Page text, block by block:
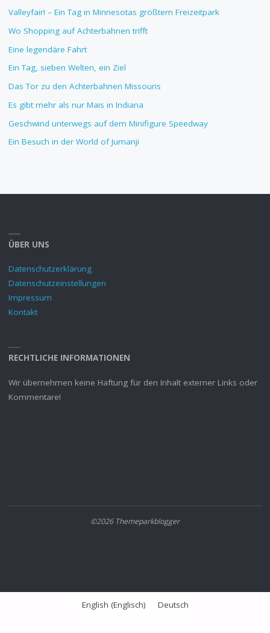
Valleyfair! – Ein Tag in Minnesotas größtem Freizeitpark
Wo Shopping auf Achterbahnen trifft
Eine legendäre Fahrt
Ein Tag, sieben Welten, ein Ziel
Das Tor zu den Achterbahnen Missouris
Es gibt mehr als nur Mais in Indiana
Geschwind unterwegs auf dem Minifigure Speedway
Ein Besuch in der World of Jumanji
ÜBER UNS
Datenschutzerklärung
Datenschutzeinstellungen
Impressum
Kontakt
RECHTLICHE INFORMATIONEN
Wir übernehmen keine Haftung für den Inhalt externer Links oder
Kommentare!
©2026 Themeparkblogger
English (Englisch) Deutsch